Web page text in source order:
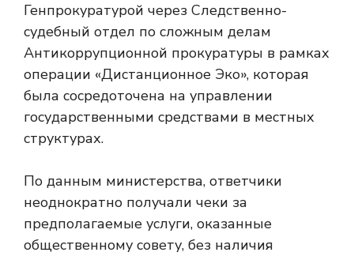
Генпрокуратурой через Следственно-
судебный отдел по сложным делам
Антикоррупционной прокуратуры в рамках
операции «Дистанционное Эко», которая
была сосредоточена на управлении
государственными средствами в местных
структурах.
По данным министерства, ответчики
неоднократно получали чеки за
предполагаемые услуги, оказанные
общественному совету, без наличия